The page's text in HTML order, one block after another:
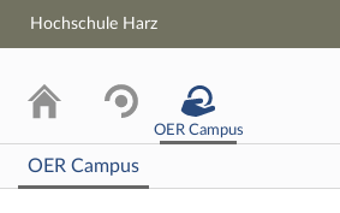
Hochschule Harz
OER Campus
OER Campus